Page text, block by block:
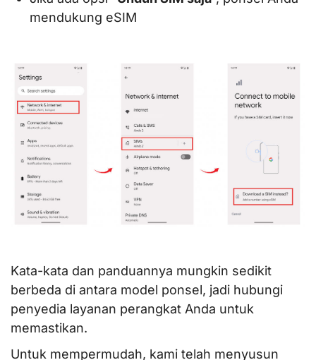
mendukung eSIM
Kata-kata dan panduannya mungkin sedikit
berbeda di antara model ponsel, jadi hubungi
penyedia layanan perangkat Anda untuk
memastikan.
Untuk mempermudah, kami telah menyusun